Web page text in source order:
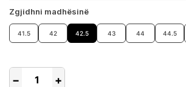
Zgjidhni madhësinë
41.5 42 42.5 43 44 44.5
− +